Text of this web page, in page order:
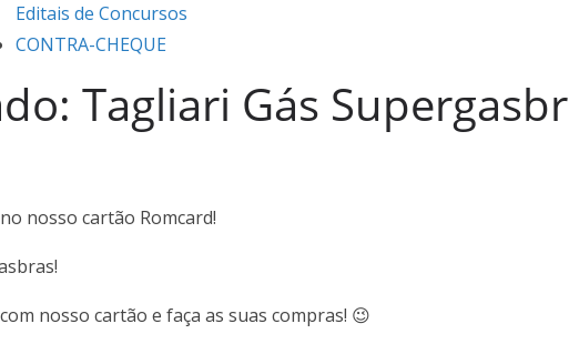
Editais de Concursos
CONTRA-CHEQUE
Tagliari Gás
nosso cartão Romcard!
nosso cartão e faça as suas compras! 😉